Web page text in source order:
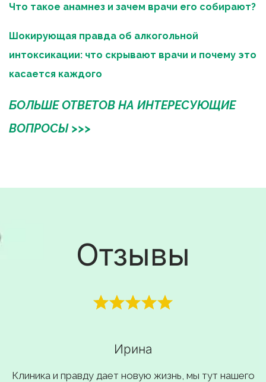
Что такое анамнез и зачем врачи его собирают?
Шокирующая правда об алкогольной
интоксикации: что скрывают врачи и почему это
касается каждого
БОЛЬШЕ ОТВЕТОВ НА ИНТЕРЕСУЮЩИЕ
ВОПРОСЫ >>>
Отзывы
Ирина
Клиника и правду дает новую жизнь, мы тут нашего